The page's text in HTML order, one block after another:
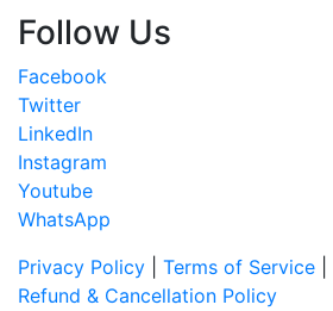
Follow Us
Facebook
Twitter
LinkedIn
Instagram
Youtube
WhatsApp
Privacy Policy
Terms of Service
Refund & Cancellation Policy